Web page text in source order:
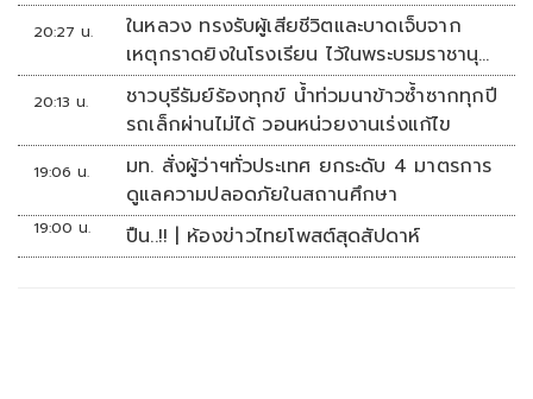
20:27 น.
ในหลวง ทรงรับผู้เสียชีวิตและบาดเจ็บจาก
เหตุกราดยิงในโรงเรียน ไว้ในพระบรมราชานุ
เคราะห์
20:13 น.
ชาวบุรีรัมย์ร้องทุกข์ น้ำท่วมนาข้าวซ้ำซากทุกปี
รถเล็กผ่านไม่ได้ วอนหน่วยงานเร่งแก้ไข
19:06 น.
มท. สั่งผู้ว่าฯทั่วประเทศ ยกระดับ 4 มาตรการ
ดูแลความปลอดภัยในสถานศึกษา
19:00 น. ปืน..!! | ห้องข่าวไทยโพสต์สุดสัปดาห์